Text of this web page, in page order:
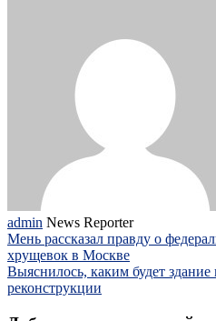
admin News Reporter
Мень рассказал правду о
хрущевок в Москве
Выяснилось, каким будет здание
реконструкции